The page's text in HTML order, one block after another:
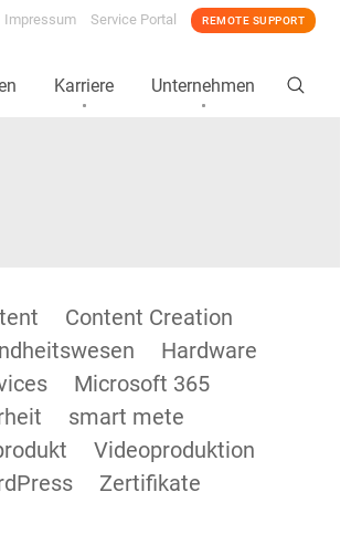
Impressum Service Portal REMOTE SUPPORT
Karriere Unternehmen
Content Creation
Hardware
Microsoft 365
smart mete
Videoproduktion
Zertifikate